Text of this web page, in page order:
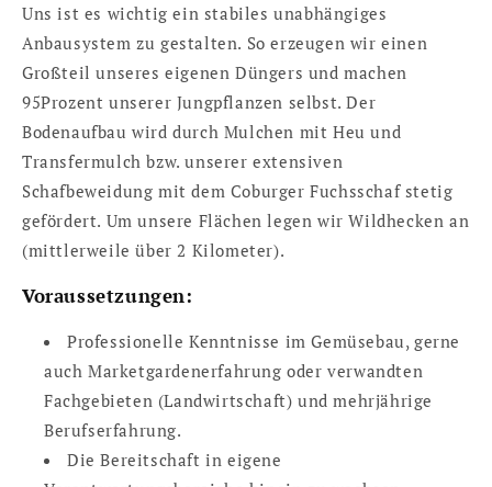
Uns ist es wichtig ein stabiles unabhängiges
Anbausystem zu gestalten. So erzeugen wir einen
Großteil unseres eigenen Düngers und machen
95Prozent unserer Jungpflanzen selbst. Der
Bodenaufbau wird durch Mulchen mit Heu und
Transfermulch bzw. unserer extensiven
Schafbeweidung mit dem Coburger Fuchsschaf stetig
gefördert. Um unsere Flächen legen wir Wildhecken an
(mittlerweile über 2 Kilometer).
Voraussetzungen:
Professionelle Kenntnisse im Gemüsebau, gerne
auch Marketgardenerfahrung oder verwandten
Fachgebieten (Landwirtschaft) und mehrjährige
Berufserfahrung.
Die Bereitschaft in eigene